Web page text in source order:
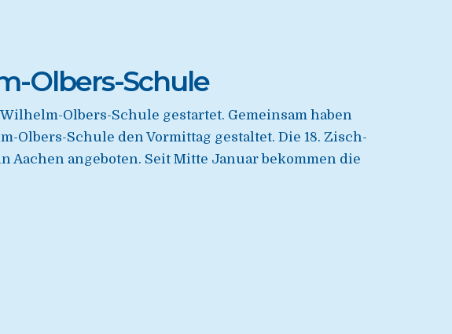
Olbers-Schule
Olbers-Schule gestartet. Gemeinsam haben
Schule den Vormittag gestaltet. Die 18. Zisch-
Aachen angeboten. Seit Mitte Januar bekommen die